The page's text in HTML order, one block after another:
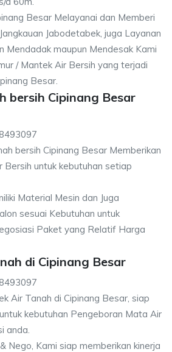
Besar Melayanai dan Memberi
Jabodetabek, juga Layanan
Mendadak maupun Mendesak Kami
/ Mantek Air Bersih yang terjadi
Besar.
bersih Cipinang Besar
bersih Cipinang Besar Memberikan
Bersih untuk kebutuhan setiap
Material Mesin dan Juga
sesuai Kebutuhan untuk
Paket yang Relatif Harga
di Cipinang Besar
Air Tanah di Cipinang Besar, siap
kebutuhan Pengeboran Mata Air
anda.
Nego, Kami siap memberikan kinerja